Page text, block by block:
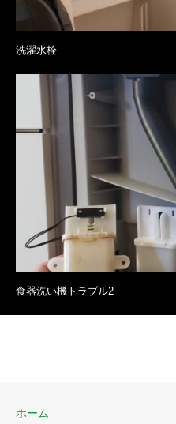
洗濯水栓
食器洗い機トラブル2
ホーム